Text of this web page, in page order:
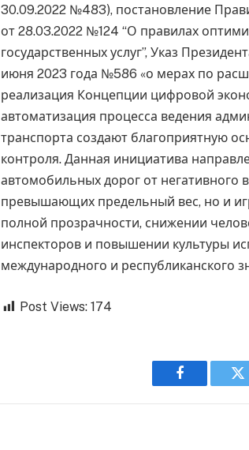
30.09.2022 №483), постановление
от 28.03.2022 №124 “О правилах
государственных услуг”, Указ
июня 2023 года №586 «о мерах по
реализация Концепции цифровой
автоматизация процесса ведения
транспорта создают благоприятную
контроля. Данная инициатива
автомобильных дорог от негативного
превышающих предельный вес, но и
полной прозрачности, снижении
инспекторов и повышении культуры
международного и республиканского
Post Views: 174
Facebook